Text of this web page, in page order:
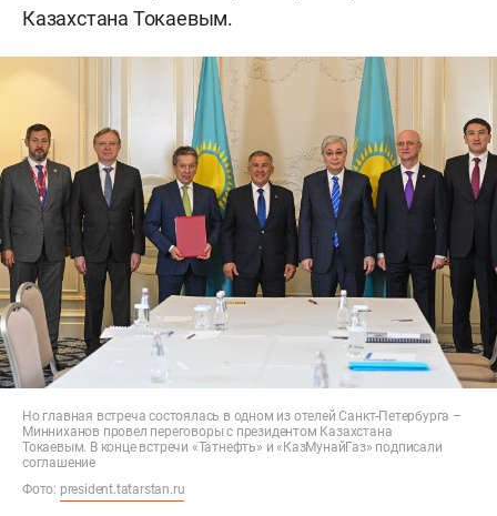
Казахстана Токаевым.
Но главная встреча состоялась в одном из отелей Санкт-Петербурга –
Минниханов провел переговоры с президентом Казахстана
Токаевым. В конце встречи «Татнефть» и «КазМунайГаз» подписали
соглашение
Фото: president.tatarstan.ru